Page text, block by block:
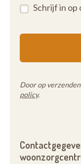
Schrijf in
Door op
policy.